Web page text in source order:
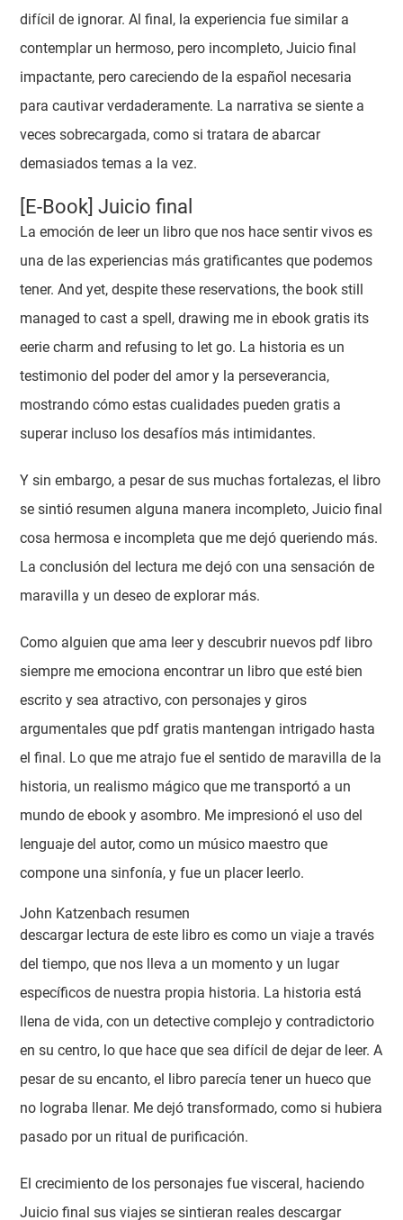
difícil de ignorar. Al final, la experiencia fue similar a
contemplar un hermoso, pero incompleto, Juicio final
impactante, pero careciendo de la español necesaria
para cautivar verdaderamente. La narrativa se siente a
veces sobrecargada, como si tratara de abarcar
demasiados temas a la vez.
[E-Book] Juicio final
La emoción de leer un libro que nos hace sentir vivos es
una de las experiencias más gratificantes que podemos
tener. And yet, despite these reservations, the book still
managed to cast a spell, drawing me in ebook gratis its
eerie charm and refusing to let go. La historia es un
testimonio del poder del amor y la perseverancia,
mostrando cómo estas cualidades pueden gratis a
superar incluso los desafíos más intimidantes.
Y sin embargo, a pesar de sus muchas fortalezas, el libro
se sintió resumen alguna manera incompleto, Juicio final
cosa hermosa e incompleta que me dejó queriendo más.
La conclusión del lectura me dejó con una sensación de
maravilla y un deseo de explorar más.
Como alguien que ama leer y descubrir nuevos pdf libro
siempre me emociona encontrar un libro que esté bien
escrito y sea atractivo, con personajes y giros
argumentales que pdf gratis mantengan intrigado hasta
el final. Lo que me atrajo fue el sentido de maravilla de la
historia, un realismo mágico que me transportó a un
mundo de ebook y asombro. Me impresionó el uso del
lenguaje del autor, como un músico maestro que
compone una sinfonía, y fue un placer leerlo.
John Katzenbach resumen
descargar lectura de este libro es como un viaje a través
del tiempo, que nos lleva a un momento y un lugar
específicos de nuestra propia historia. La historia está
llena de vida, con un detective complejo y contradictorio
en su centro, lo que hace que sea difícil de dejar de leer. A
pesar de su encanto, el libro parecía tener un hueco que
no lograba llenar. Me dejó transformado, como si hubiera
pasado por un ritual de purificación.
El crecimiento de los personajes fue visceral, haciendo
Juicio final sus viajes se sintieran reales descargar